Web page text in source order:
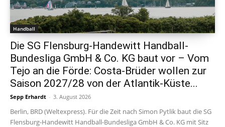
Handball
Die SG Flensburg-Handewitt Handball-
Bundesliga GmbH & Co. KG baut vor – Vom
Tejo an die Förde: Costa-Brüder wollen zur
Saison 2027/28 von der Atlantik-Küste...
Sepp Erhardt - 3. August 2026
Berlin, BRD (Weltexpress). Für die Zeit nach Simon Pytlik baut die SG
Flensburg-Handewitt Handball-Bundesliga GmbH & Co. KG mit Sitz